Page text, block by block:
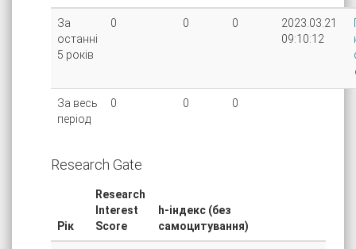
За
останні
5 років
0 0 0
2023.03.21
09:10:12
За весь
період
0 0 0
Research Gate
Рік
Research
Interest
Score
h-індекс (без
самоцитування)